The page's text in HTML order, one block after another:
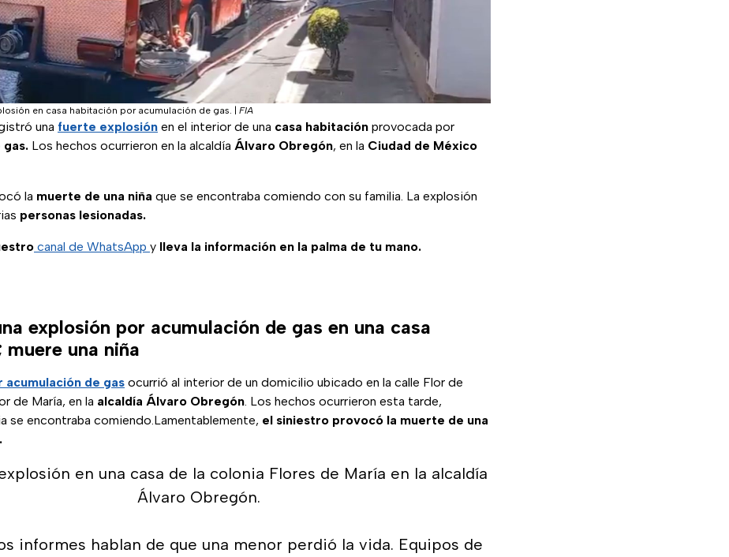
en casa habitación por acumulación de gas. | FIA
una fuerte explosión en el interior de una casa habitación provocada por
gas. Los hechos ocurrieron en la alcaldía Álvaro Obregón, en la Ciudad de México
la muerte de una niña que se encontraba comiendo con su familia. La explosión
personas lesionadas.
canal de WhatsApp y lleva la información en la palma de tu mano.
explosión por acumulación de gas en una casa
una niña
acumulación de gas ocurrió al interior de un domicilio ubicado en la calle Flor de
de María, en la alcaldía Álvaro Obregón . Los hechos ocurrieron esta tarde,
se encontraba comiendo.Lamentablemente, el siniestro provocó la muerte de una
en una casa de la colonia Flores de María en la alcaldía
Álvaro Obregón.
informes hablan de que una menor perdió la vida. Equipos de